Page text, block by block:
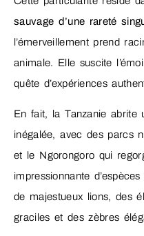
sauvage d’une rareté
l’émerveillement prend
animale. Elle suscite
quête d’expériences
En fait, la Tanzanie abrite
inégalée, avec des parcs
et le Ngorongoro qui
impressionnante
de majestueux lions, des
graciles et des zèbres